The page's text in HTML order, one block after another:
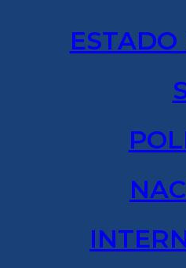
ESTADO